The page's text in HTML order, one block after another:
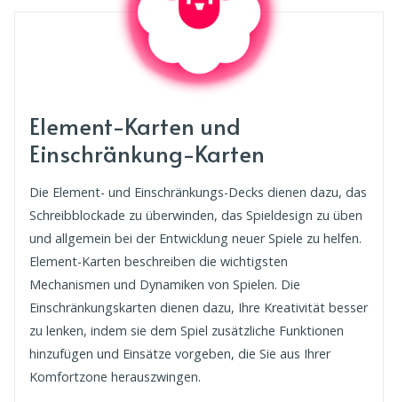
Element-Karten und
Einschränkung-Karten
Die Element- und Einschränkungs-Decks dienen dazu, das
Schreibblockade zu überwinden, das Spieldesign zu üben
und allgemein bei der Entwicklung neuer Spiele zu helfen.
Element-Karten beschreiben die wichtigsten
Mechanismen und Dynamiken von Spielen. Die
Einschränkungskarten dienen dazu, Ihre Kreativität besser
zu lenken, indem sie dem Spiel zusätzliche Funktionen
hinzufügen und Einsätze vorgeben, die Sie aus Ihrer
Komfortzone herauszwingen.